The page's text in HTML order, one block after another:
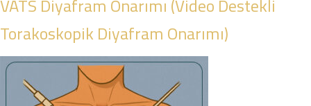
Torakoskopik Diyafram Onarımı)